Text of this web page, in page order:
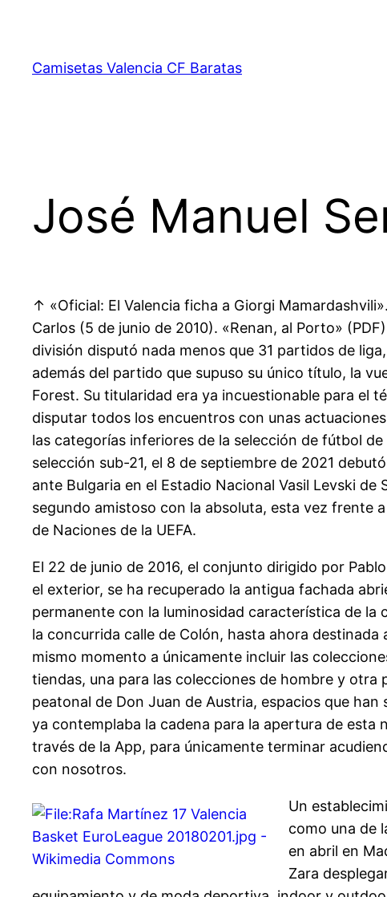
contenido
Camisetas Valencia CF Baratas
José Manuel
↑ «Oficial: El Valencia ficha a Giorgi
Carlos (5 de junio de 2010). «Renan, al Porto»
división disputó nada menos que 31 partidos de
además del partido que supuso su único título, la
Forest. Su titularidad era ya incuestionable para el
disputar todos los encuentros con unas
las categorías inferiores de la selección de fútbol
selección sub-21, el 8 de septiembre de 2021
ante Bulgaria en el Estadio Nacional Vasil Levski
segundo amistoso con la absoluta, esta vez frente
de Naciones de la UEFA.
El 22 de junio de 2016, el conjunto dirigido por
el exterior, se ha recuperado la antigua fachada
permanente con la luminosidad característica de
la concurrida calle de Colón, hasta ahora
mismo momento a únicamente incluir las
tiendas, una para las colecciones de hombre y otra
peatonal de Don Juan de Austria, espacios que
ya contemplaba la cadena para la apertura de esta
través de la App, para únicamente terminar
con nosotros.
Un
como una de
en abril en
Zara